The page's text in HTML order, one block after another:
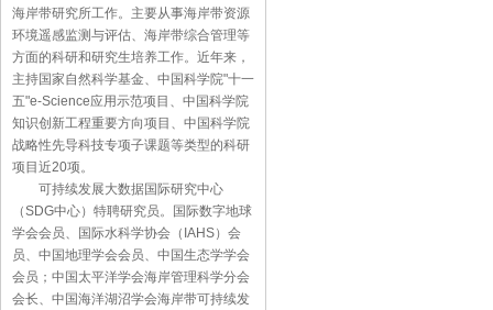
海岸带研究所工作。主要从事海岸带资源
环境遥感监测与评估、海岸带综合管理等
方面的科研和研究生培养工作。近年来，
主持国家自然科学基金、中国科学院"十一
五"e-Science应用示范项目、中国科学院
知识创新工程重要方向项目、中国科学院
战略性先导科技专项子课题等类型的科研
项目近20项。
可持续发展大数据国际研究中心
（SDG中心）特聘研究员。
国际数字地球
学会会员、
国际水科学协会（IAHS）会
员、中国地理学会会员、中国生态学学会
会员；中国太平洋学会海岸管理科学分会
会长、中国海洋湖沼学会海岸带可持续发